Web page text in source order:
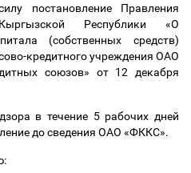
постановление Правления
Республики «О
(собственных средств)
кредитного учреждения ОАО
союзов» от 12 декабря
в течение 5 рабочих дней
до сведения ОАО «ФККС».